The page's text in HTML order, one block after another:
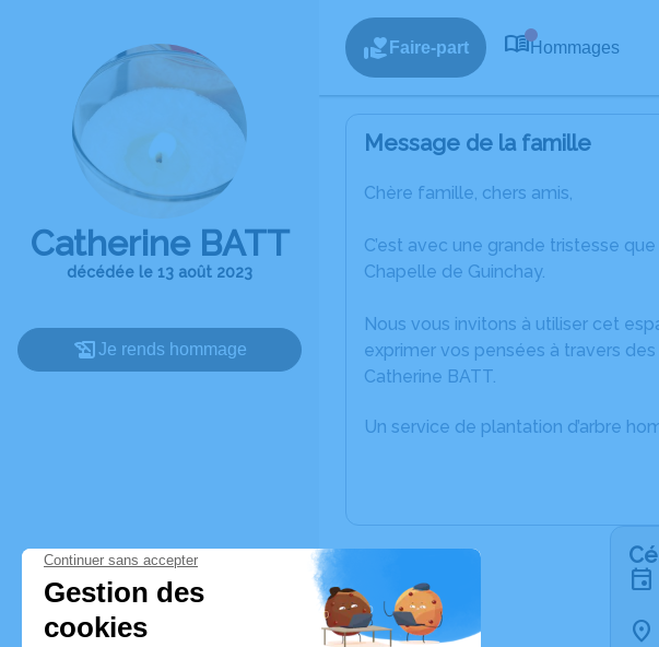
Catherine BATT
décédée le 13 août 2023
Je rends hommage
Faire-part Hommages
Message de la famille
Chère famille, chers amis,
C’est avec une grande tristesse
Chapelle de Guinchay.
Nous vous invitons à utiliser cet
exprimer vos pensées à travers
Catherine BATT.
Un service de plantation d’arbre